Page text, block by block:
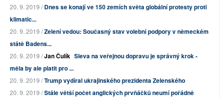
20. 9. 2019 /Dnes se konají ve 150 zemích světa globální protesty proti
klimatic...
20. 9. 2019 /Zelení vedou: Současný stav volební podpory v německém
státě Badens...
20. 9. 2019 /Jan Čulík Sleva na veřejnou dopravu je správný krok -
měla by ale platit pro ...
20. 9. 2019 /Trump vydíral ukrajinského prezidenta Zelenského
20. 9. 2019 /Stále větší počet anglických prvňáčků neumí pořádně